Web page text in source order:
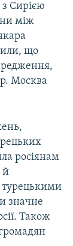
з Сирією
між
що
Москва
росіянам
й
турецькими
значне
Також